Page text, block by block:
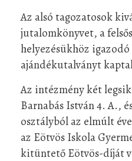
Az alsó tagozatosok
jutalomkönyvet, a
helyezésükhöz
ajándékutalványt
Az intézmény két
Barnabás István 4. A.,
osztályból az elmúlt
az Eötvös Iskola
kitüntető Eötvös-díját